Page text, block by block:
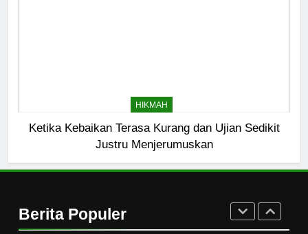
HIKMAH
Ketika Kebaikan Terasa Kurang dan Ujian Sedikit
Justru Menjerumuskan
Berita Populer
Tolak Kekerasan Seksual di
Lingkungan Kampus dan
Pesantren
PENDIDIKAN ISLAM
2
ke Masyarakat Lewat Camping
Dakwah Ramadan
PENDIDIKAN ISLAM